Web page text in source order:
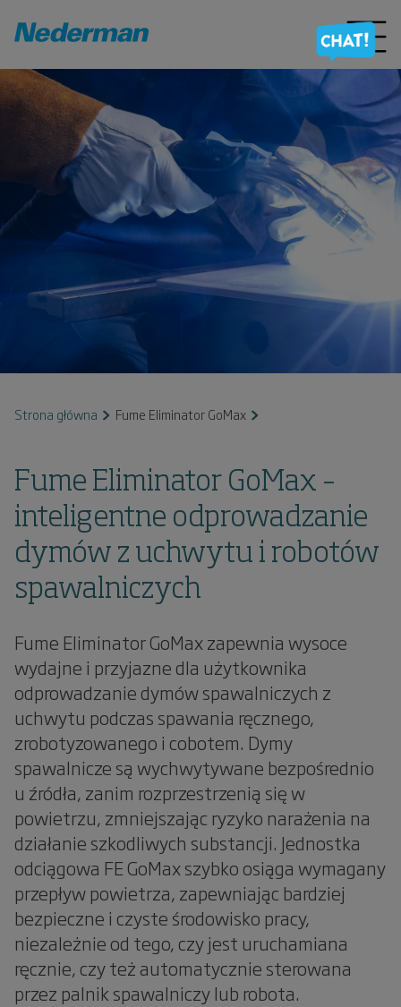
Strona główna Fume Eliminator GoMax
Fume Eliminator GoMax –
inteligentne odprowadzanie
dymów z uchwytu i robotów
spawalniczych
Fume Eliminator GoMax zapewnia wysoce
wydajne i przyjazne dla użytkownika
odprowadzanie dymów spawalniczych z
uchwytu podczas spawania ręcznego,
zrobotyzowanego i cobotem. Dymy
spawalnicze są wychwytywane bezpośrednio
u źródła, zanim rozprzestrzenią się w
powietrzu, zmniejszając ryzyko narażenia na
działanie szkodliwych substancji. Jednostka
odciągowa FE GoMax szybko osiąga wymagany
przepływ powietrza, zapewniając bardziej
bezpieczne i czyste środowisko pracy,
niezależnie od tego, czy jest uruchamiana
ręcznie, czy też automatycznie sterowana
przez palnik spawalniczy lub robota.